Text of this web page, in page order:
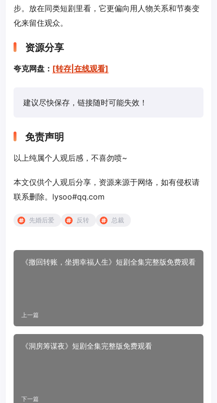
步。放在同类短剧里看，它更偏向用人物关系和节奏变
化来留住观众。
资源分享
夸克网盘： [转存|在线观看]
建议尽快保存，链接随时可能失效！
免责声明
以上纯属个人观后感，不喜勿喷~
本文仅供个人观后分享，资源来源于网络，如有侵权请
联系删除。lysoo#qq.com
先婚后爱 反转 总裁
《撤回转账，坐拥幸福人生》短剧全集完整版免费观看
上一篇
《洞房筹谋夜》短剧全集完整版免费观看
下一篇